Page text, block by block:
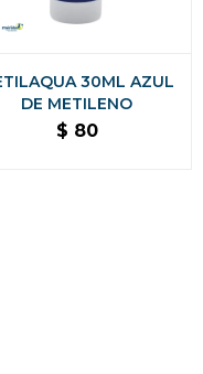
30ML AZUL
DE METILENO
$ 80